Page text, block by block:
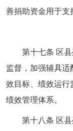
善捐助资金用于支
第十七条 区
监督，加强辅具
效目标、绩效运行
绩效管理体系。
第十八条 区